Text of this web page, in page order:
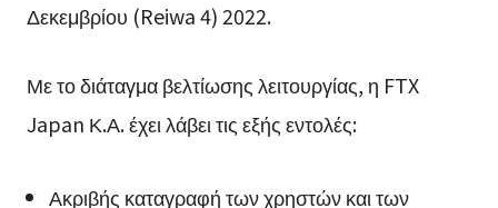
Δεκεμβρίου (Reiwa 4) 2022.
Με το διάταγμα βελτίωσης λειτουργίας, η FTX
Japan Κ.Α. έχει λάβει τις εξής εντολές:
Ακριβής καταγραφή των χρηστών και των